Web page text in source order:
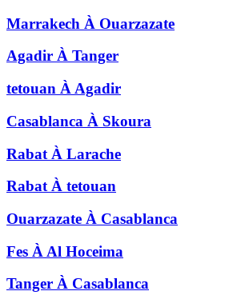
Marrakech À Ouarzazate
Agadir À Tanger
tetouan À Agadir
Casablanca À Skoura
Rabat À Larache
Rabat À tetouan
Ouarzazate À Casablanca
Fes À Al Hoceima
Tanger À Casablanca